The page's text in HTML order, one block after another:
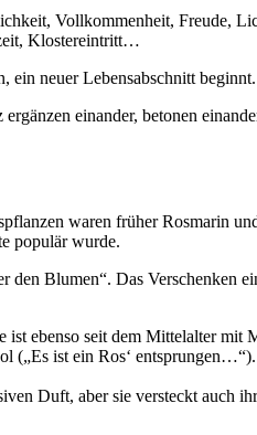
Vollkommenheit, Freude,
Klostereintritt…
neuer Lebensabschnitt
einander, betonen
waren früher Rosmarin
populär wurde.
Blumen“. Das Verschenken
ebenso seit dem Mittelalter mit
ist ein Ros‘
Duft, aber sie versteckt auch